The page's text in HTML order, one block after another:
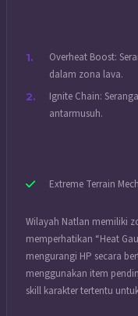
Overheat Boost:
dalam zona lava.
Ignite Chain:
antarmusuh.
Extreme Terrain
Wilayah Natlan memiliki
memperhatikan “Heat
mengurangi HP secara
menggunakan item
skill karakter tertentu